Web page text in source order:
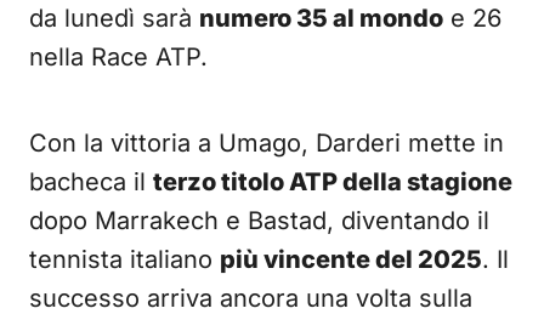
da lunedì sarà numero 35 al mondo e 26
nella Race ATP.
Con la vittoria a Umago, Darderi mette in
bacheca il terzo titolo ATP della stagione
dopo Marrakech e Bastad, diventando il
tennista italiano più vincente del 2025. Il
successo arriva ancora una volta sulla